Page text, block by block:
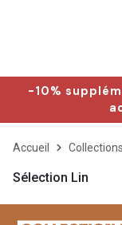
-10%
Accueil Collections
Sélection Lin